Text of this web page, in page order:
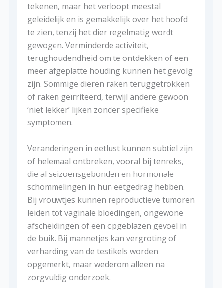
tekenen, maar het verloopt meestal
geleidelijk en is gemakkelijk over het hoofd
te zien, tenzij het dier regelmatig wordt
gewogen. Verminderde activiteit,
terughoudendheid om te ontdekken of een
meer afgeplatte houding kunnen het gevolg
zijn. Sommige dieren raken teruggetrokken
of raken geïrriteerd, terwijl andere gewoon
‘niet lekker’ lijken zonder specifieke
symptomen.
Veranderingen in eetlust kunnen subtiel zijn
of helemaal ontbreken, vooral bij tenreks,
die al seizoensgebonden en hormonale
schommelingen in hun eetgedrag hebben.
Bij vrouwtjes kunnen reproductieve tumoren
leiden tot vaginale bloedingen, ongewone
afscheidingen of een opgeblazen gevoel in
de buik. Bij mannetjes kan vergroting of
verharding van de testikels worden
opgemerkt, maar wederom alleen na
zorgvuldig onderzoek.